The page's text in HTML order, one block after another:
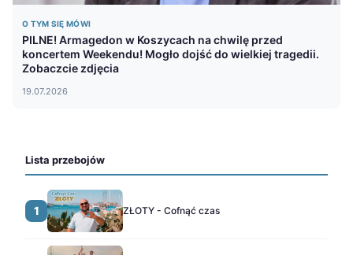
O TYM SIĘ MÓWI
PILNE! Armagedon w Koszycach na chwilę przed
koncertem Weekendu! Mogło dojść do wielkiej tragedii.
Zobaczcie zdjęcia
19.07.2026
Lista przebojów
1 ZŁOTY - Cofnąć czas